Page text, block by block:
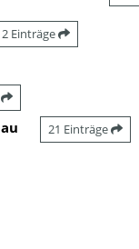
2 Einträge
21 Einträge